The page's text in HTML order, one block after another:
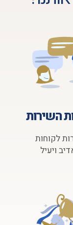
השירות
לקוחות
ויעיל